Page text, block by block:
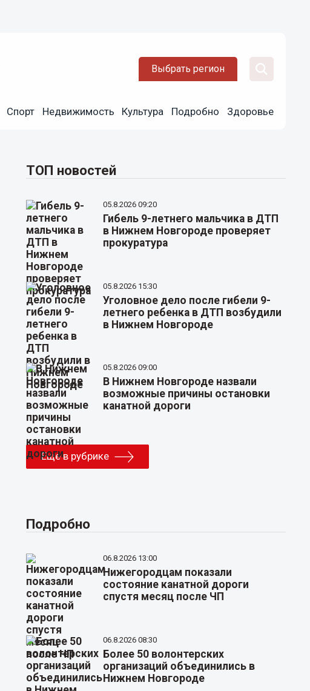
Выбрать регион
Спорт Недвижимость Культура Подробно Здоровье
ТОП новостей
05.8.2026 09:20
Гибель 9-летнего мальчика в ДТП
в Нижнем Новгороде проверяет
прокуратура
05.8.2026 15:30
Уголовное дело после гибели 9-
летнего ребенка в ДТП возбудили
в Нижнем Новгороде
05.8.2026 09:00
В Нижнем Новгороде назвали
возможные причины остановки
канатной дороги
Еще в рубрике
Подробно
06.8.2026 13:00
Нижегородцам показали
состояние канатной дороги
спустя месяц после ЧП
06.8.2026 08:30
Более 50 волонтерских
организаций объединились в
Нижнем Новгороде